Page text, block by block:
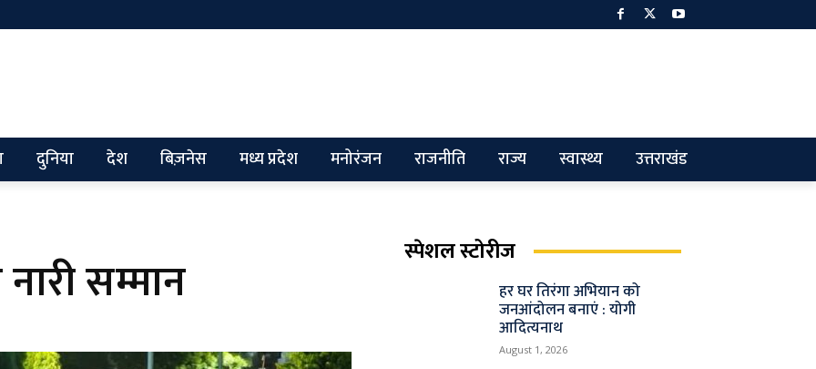
दुनिया देश बिज़नेस मध्य प्रदेश मनोरंजन राजनीति राज्य स्वास्थ्य उत्तराखंड
सम्मान स्पेशल स्टोरीज
हर घर तिरंगा अभियान को
जनआंदोलन बनाएं : योगी
आदित्यनाथ
August 1, 2026